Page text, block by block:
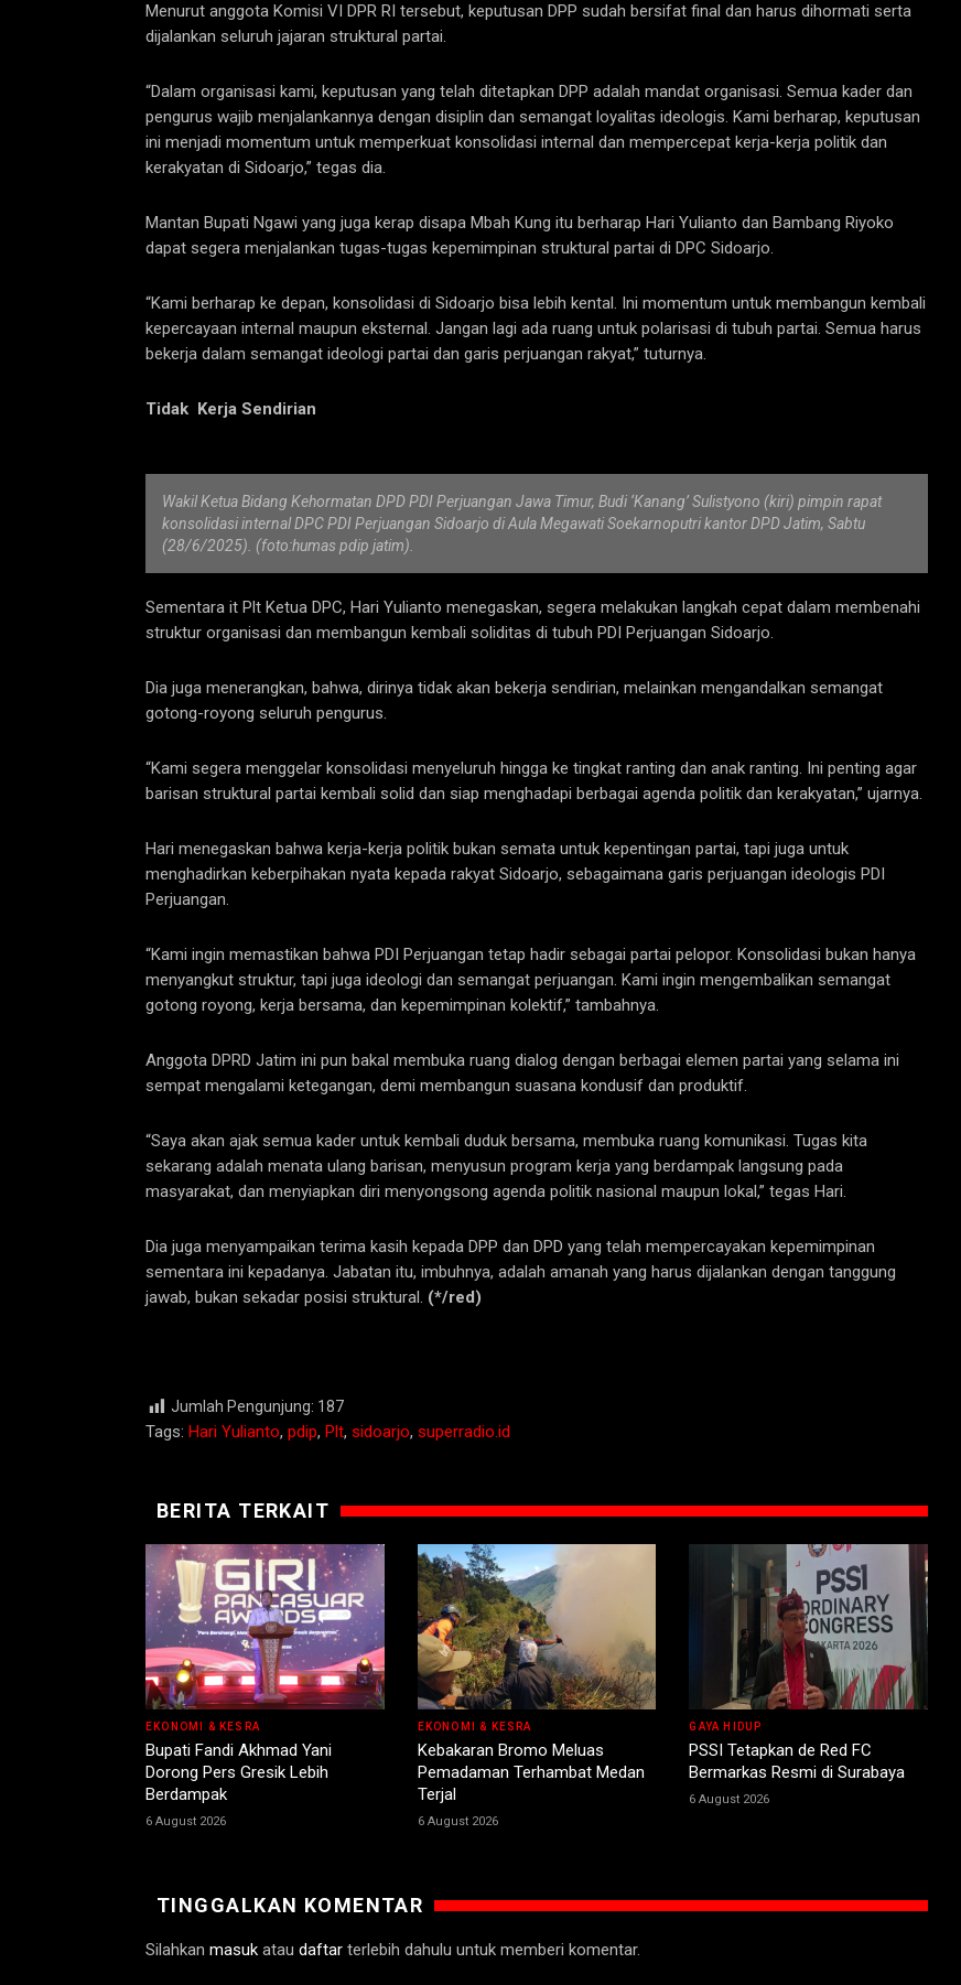
Menurut anggota Komisi VI DPR RI tersebut, keputusan DPP sudah bersifat final dan harus dihormati serta
dijalankan seluruh jajaran struktural partai.
“Dalam organisasi kami, keputusan yang telah ditetapkan DPP adalah mandat organisasi. Semua kader dan
pengurus wajib menjalankannya dengan disiplin dan semangat loyalitas ideologis. Kami berharap, keputusan
ini menjadi momentum untuk memperkuat konsolidasi internal dan mempercepat kerja-kerja politik dan
kerakyatan di Sidoarjo,” tegas dia.
Mantan Bupati Ngawi yang juga kerap disapa Mbah Kung itu berharap Hari Yulianto dan Bambang Riyoko
dapat segera menjalankan tugas-tugas kepemimpinan struktural partai di DPC Sidoarjo.
“Kami berharap ke depan, konsolidasi di Sidoarjo bisa lebih kental. Ini momentum untuk membangun kembali
kepercayaan internal maupun eksternal. Jangan lagi ada ruang untuk polarisasi di tubuh partai. Semua harus
bekerja dalam semangat ideologi partai dan garis perjuangan rakyat,” tuturnya.
Tidak Kerja Sendirian
Wakil Ketua Bidang Kehormatan DPD PDI Perjuangan Jawa Timur, Budi ‘Kanang’ Sulistyono (kiri) pimpin rapat
konsolidasi internal DPC PDI Perjuangan Sidoarjo di Aula Megawati Soekarnoputri kantor DPD Jatim, Sabtu
(28/6/2025). (foto:humas pdip jatim).
Sementara it Plt Ketua DPC, Hari Yulianto menegaskan, segera melakukan langkah cepat dalam membenahi
struktur organisasi dan membangun kembali soliditas di tubuh PDI Perjuangan Sidoarjo.
Dia juga menerangkan, bahwa, dirinya tidak akan bekerja sendirian, melainkan mengandalkan semangat
gotong-royong seluruh pengurus.
“Kami segera menggelar konsolidasi menyeluruh hingga ke tingkat ranting dan anak ranting. Ini penting agar
barisan struktural partai kembali solid dan siap menghadapi berbagai agenda politik dan kerakyatan,” ujarnya.
Hari menegaskan bahwa kerja-kerja politik bukan semata untuk kepentingan partai, tapi juga untuk
menghadirkan keberpihakan nyata kepada rakyat Sidoarjo, sebagaimana garis perjuangan ideologis PDI
Perjuangan.
“Kami ingin memastikan bahwa PDI Perjuangan tetap hadir sebagai partai pelopor. Konsolidasi bukan hanya
menyangkut struktur, tapi juga ideologi dan semangat perjuangan. Kami ingin mengembalikan semangat
gotong royong, kerja bersama, dan kepemimpinan kolektif,” tambahnya.
Anggota DPRD Jatim ini pun bakal membuka ruang dialog dengan berbagai elemen partai yang selama ini
sempat mengalami ketegangan, demi membangun suasana kondusif dan produktif.
“Saya akan ajak semua kader untuk kembali duduk bersama, membuka ruang komunikasi. Tugas kita
sekarang adalah menata ulang barisan, menyusun program kerja yang berdampak langsung pada
masyarakat, dan menyiapkan diri menyongsong agenda politik nasional maupun lokal,” tegas Hari.
Dia juga menyampaikan terima kasih kepada DPP dan DPD yang telah mempercayakan kepemimpinan
sementara ini kepadanya. Jabatan itu, imbuhnya, adalah amanah yang harus dijalankan dengan tanggung
jawab, bukan sekadar posisi struktural. (*/red)
Jumlah Pengunjung: 187
Tags: Hari Yulianto, pdip, Plt, sidoarjo, superradio.id
BERITA TERKAIT
EKONOMI & KESRA
Bupati Fandi Akhmad Yani
Dorong Pers Gresik Lebih
Berdampak
6 August 2026
EKONOMI & KESRA
Kebakaran Bromo Meluas
Pemadaman Terhambat Medan
Terjal
6 August 2026
GAYA HIDUP
PSSI Tetapkan de Red FC
Bermarkas Resmi di Surabaya
6 August 2026
TINGGALKAN KOMENTAR
Silahkan masuk atau daftar terlebih dahulu untuk memberi komentar.